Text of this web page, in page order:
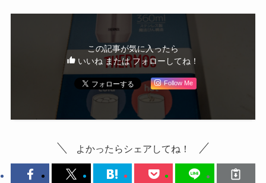
この記事が気に入ったら
いいね または フォローしてね！
Follow Me
よかったらシェアしてね！